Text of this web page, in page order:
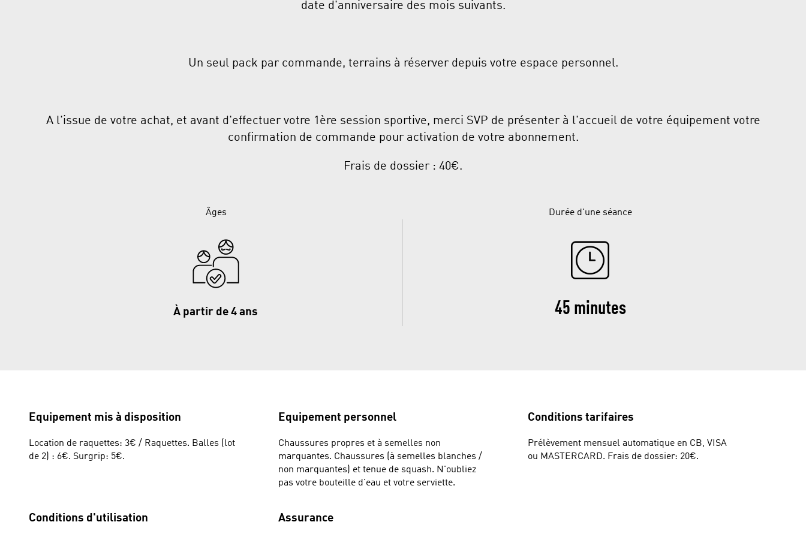
date d'anniversaire des mois suivants.
Un seul pack par commande, terrains à réserver depuis votre espace personnel.
A l'issue de votre achat, et avant d'effectuer votre 1ère session sportive, merci SVP de présenter à l'accueil de votre équipement votre
confirmation de commande pour activation de votre abonnement.
Frais de dossier : 40€.
Âges
À partir de 4 ans
Durée d'une séance
45 minutes
Equipement mis à disposition
Location de raquettes: 3€ / Raquettes. Balles (lot
de 2) : 6€. Surgrip: 5€.
Equipement personnel
Chaussures propres et à semelles non
marquantes. Chaussures (à semelles blanches /
non marquantes) et tenue de squash. N'oubliez
pas votre bouteille d'eau et votre serviette.
Conditions tarifaires
Prélèvement mensuel automatique en CB, VISA
ou MASTERCARD. Frais de dossier: 20€.
Conditions d'utilisation Assurance